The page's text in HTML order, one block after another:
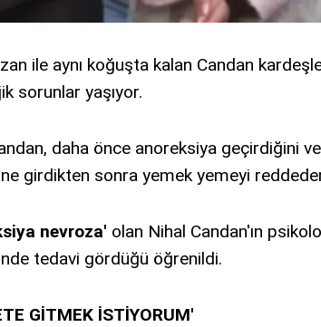
ile aynı koğuşta kalan Candan
sorunlar yaşıyor.
daha önce anoreksiya geçirdiğini
girdikten sonra yemek yemeyi
nevroza' olan Nihal Candan'ın
tedavi gördüğü öğrenildi.
GİTMEK İSTİYORUM'